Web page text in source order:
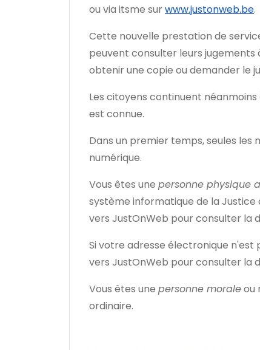
ou via itsme surwww.justonweb.be.
Cette nouvelle prestation de
peuvent consulter leurs jugements
obtenir une copie ou demander le
Les citoyens continuent
est connue.
Dans un premier temps, seules les
numérique.
Vous êtes une personne physique
système informatique de la
vers JustOnWeb pour consulter la
Si votre adresse électronique n'est
vers JustOnWeb pour consulter la
Vous êtes une personne moraleou
ordinaire.